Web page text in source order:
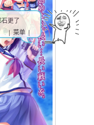
更了
| 菜单 |